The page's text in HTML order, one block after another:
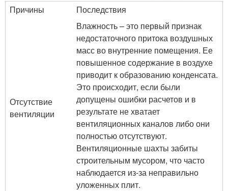
Причины Последствия
Отсутствие
вентиляции
Влажность – это первый признак
недостаточного притока воздушных
масс во внутренние помещения. Ее
повышенное содержание в воздухе
приводит к образованию конденсата.
Это происходит, если были
допущены ошибки расчетов и в
результате не хватает
вентиляционных каналов либо они
полностью отсутствуют.
Вентиляционные шахты забиты
строительным мусором, что часто
наблюдается из-за неправильно
уложенных плит.